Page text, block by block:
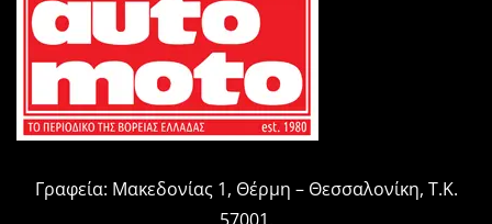
Γραφεία: Μακεδονίας 1, Θέρμη – Θεσσαλονίκη, Τ.Κ.